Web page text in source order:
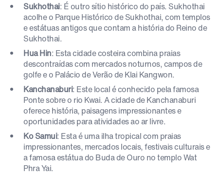
Sukhothai: É outro sítio histórico do país. Sukhothai
acolhe o Parque Histórico de Sukhothai, com templos
e estátuas antigos que contam a história do Reino de
Sukhothai.
Hua Hin: Esta cidade costeira combina praias
descontraídas com mercados noturnos, campos de
golfe e o Palácio de Verão de Klai Kangwon.
Kanchanaburi: Este local é conhecido pela famosa
Ponte sobre o rio Kwai. A cidade de Kanchanaburi
oferece história, paisagens impressionantes e
oportunidades para atividades ao ar livre.
Ko Samui: Esta é uma ilha tropical com praias
impressionantes, mercados locais, festivais culturais e
a famosa estátua do Buda de Ouro no templo Wat
Phra Yai.